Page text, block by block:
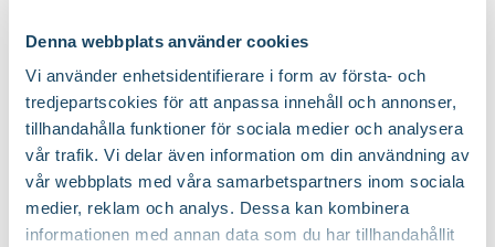
Denna webbplats använder cookies
Vi använder enhetsidentifierare i form av första- och
tredjepartscokies för att anpassa innehåll och annonser,
tillhandahålla funktioner för sociala medier och analysera
vår trafik. Vi delar även information om din användning av
vår webbplats med våra samarbetspartners inom sociala
medier, reklam och analys. Dessa kan kombinera
informationen med annan data som du har tillhandahållit
Jordprodukter: Planteringsjord
Växtsätt: Frodigt och tuvbildande
Beskärningstid: På våren